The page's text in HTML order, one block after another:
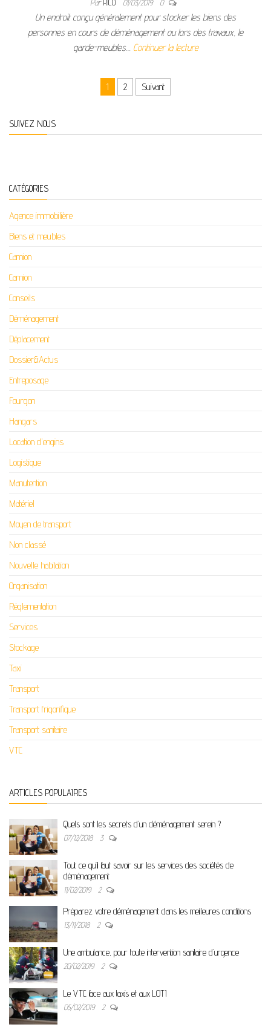
ParRICO 01/03/2019 0
Un endroit conçu généralement pour stocker les biens des
personnes en cours de déménagement ou lors des travaux, le
garde-meubles… Continuer la lecture
Pagination des publications
1 2 Suivant
SUIVEZ NOUS
CATÉGORIES
Agence immobilière
Biens et meubles
Camion
Camion
Conseils
Déménagement
Déplacement
Dossier&Actus
Entreposage
Fourgon
Hangars
Location d'engins
Logistique
Manutention
Matériel
Moyen de transport
Non classé
Nouvelle habitation
Organisation
Réglementation
Services
Stockage
Taxi
Transport
Transport frigorifique
Transport sanitaire
VTC
ARTICLES POPULAIRES
Quels sont les secrets d’un déménagement serein ?
07/12/2018 3
Tout ce qu’il faut savoir sur les services des sociétés de
déménagement
11/02/2019 2
Préparez votre déménagement dans les meilleures conditions
13/11/2018 2
Une ambulance, pour toute intervention sanitaire d’urgence
20/02/2019 2
Le VTC face aux taxis et aux LOTI
05/02/2019 2